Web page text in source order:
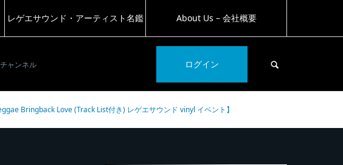
ャンネル ログイン
レゲエサウンド・アーティスト名鑑 About Us – 会社概要
Bringback Love (Track List付き) レゲエサウンド vinyl イベント】